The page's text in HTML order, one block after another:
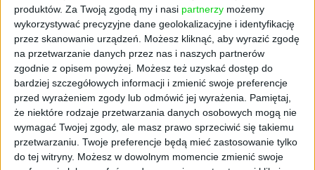
produktów. Za Twoją zgodą my i nasi partnerzy możemy
wykorzystywać precyzyjne dane geolokalizacyjne i identyfikację
przez skanowanie urządzeń. Możesz kliknąć, aby wyrazić zgodę
na przetwarzanie danych przez nas i naszych partnerów
zgodnie z opisem powyżej. Możesz też uzyskać dostęp do
bardziej szczegółowych informacji i zmienić swoje preferencje
przed wyrażeniem zgody lub odmówić jej wyrażenia.
Pamiętaj,
że niektóre rodzaje przetwarzania danych osobowych mogą nie
wymagać Twojej zgody, ale masz prawo sprzeciwić się takiemu
przetwarzaniu. Twoje preferencje będą mieć zastosowanie tylko
do tej witryny. Możesz w dowolnym momencie zmienić swoje
załatwienie najpilniejszych spraw.
Maksym Muzyczko, I Sekretarz Ambasady
Ukrainy wyraził wdzięczność za pomoc
obywatelom jego ojczyzny. – Dziękuję za
otwarcie serc narodowi polskiemu. To
naprawdę niezwykle ważne miejsce. Przede
wszystkim dla kobiet, które potrzebują
wsparcia np. w znalezieniu pracy. Kiedy